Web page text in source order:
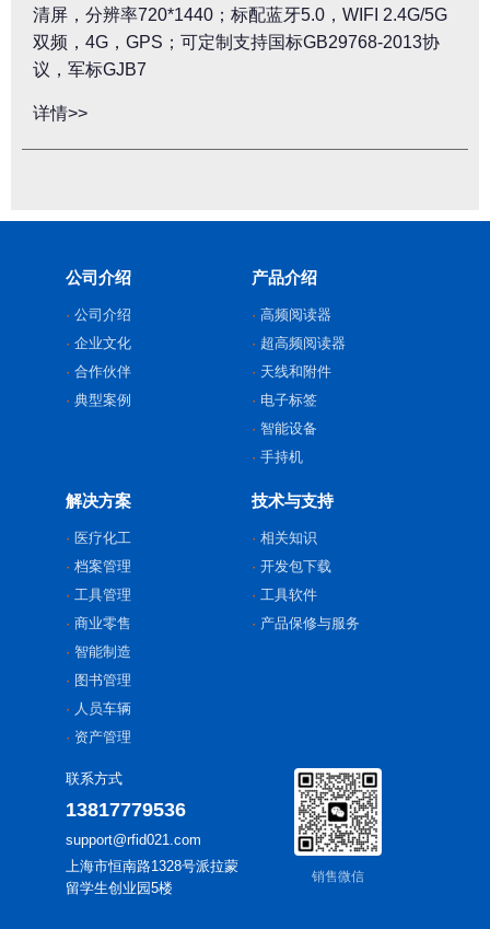
清屏，分辨率720*1440；标配蓝牙5.0，WIFI 2.4G/5G
双频，4G，GPS；可定制支持国标GB29768-2013协
议，军标GJB7
详情>>
公司介绍
公司介绍
企业文化
合作伙伴
典型案例
产品介绍
高频阅读器
超高频阅读器
天线和附件
电子标签
智能设备
手持机
解决方案
医疗化工
档案管理
工具管理
商业零售
智能制造
图书管理
人员车辆
资产管理
技术与支持
相关知识
开发包下载
工具软件
产品保修与服务
联系方式
13817779536
support@rfid021.com
上海市恒南路1328号派拉蒙
留学生创业园5楼
销售微信